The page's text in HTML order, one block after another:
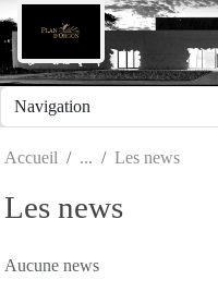
Accueil Les news
Les news
Aucune news
Panneau de gestion des cookies